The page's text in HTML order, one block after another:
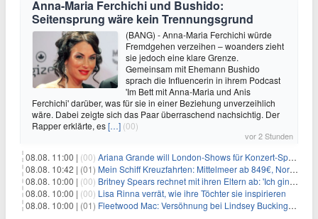
Anna-Maria Ferchichi und Bushido:
Seitensprung wäre kein Trennungsgrund
(BANG) - Anna-Maria Ferchichi würde
Fremdgehen verzeihen – woanders zieht
sie jedoch eine klare Grenze.
Gemeinsam mit Ehemann Bushido
sprach die Influencerin in ihrem Podcast
'Im Bett mit Anna-Maria und Anis
Ferchichi' darüber, was für sie in einer Beziehung unverzeihlich
wäre. Dabei zeigte sich das Paar überraschend nachsichtig. Der
Rapper erklärte, es[…] (00)
vor 2 Stunden
08.08. 11:00 | (00) Ariana Grande will London-Shows für Konzert-Special filmen
08.08. 10:42 | (01) Mein Schiff Kreuzfahrten: Mittelmeer ab 849€, Norwegen ab 999€ p.P.
08.08. 10:00 | (00) Britney Spears rechnet mit ihren Eltern ab: 'Ich ging zwei Monate lang auf die Knie und weinte'
08.08. 10:00 | (00) Lisa Rinna verrät, wie ihre Töchter sie inspirieren
08.08. 10:00 | (01) Fleetwood Mac: Versöhnung bei Lindsey Buckingham und Stevie Nicks